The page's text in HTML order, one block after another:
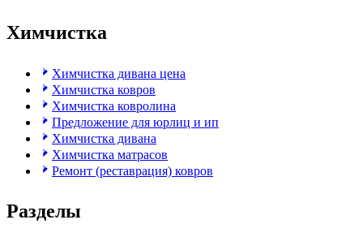
Химчистка
Химчистка дивана цена
Химчистка ковров
Химчистка ковролина
Предложение для юрлиц и ип
Химчистка дивана
Химчистка матрасов
Ремонт (реставрация) ковров
Разделы